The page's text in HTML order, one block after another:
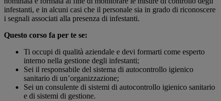
infestanti, e in alcuni casi che il personale sia in grado di riconoscere
i segnali associati alla presenza di infestanti.
Questo corso fa per te se:
Ti occupi di qualità aziendale e devi formarti come esperto
interno nella gestione degli infestanti;
Sei il responsabile del sistema di autocontrollo igienico
sanitario di un’organizzazione;
Sei un consulente di sistemi di autocontrollo igienico sanitario
e di sistemi di gestione.